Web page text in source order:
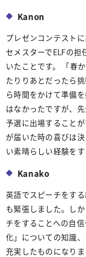
Kanon
プレゼンコンテスト
セメスターでELFの
いたことです。 「春
たりりあとだったら
ら時間をかけて準備
はなかったですが、
予選に出場すること
が届いた時の喜びは
い素晴らしい経験を
Kanako
英語でスピーチをす
も緊張しました。し
チをすることへの自
化」についての知識
充実したものになり